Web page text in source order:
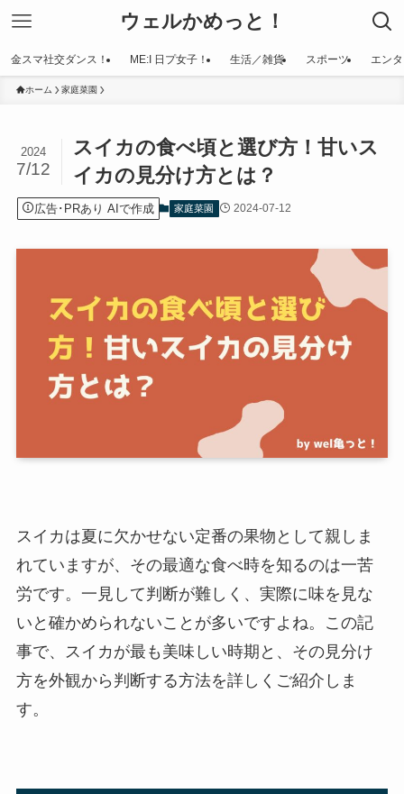
ウェルかめっと！
金スマ社交ダンス！ ME:I 日プ女子！ 生活／雑貨 スポーツ エン
ホーム 家庭菜園
スイカの食べ頃と選び方！甘いス
イカの見分け方とは？
2024
7/12
広告･PRあり AIで作成 家庭菜園 2024-07-12
スイカは夏に欠かせない定番の果物として親しま
れていますが、その最適な食べ時を知るのは一苦
労です。一見して判断が難しく、実際に味を見な
いと確かめられないことが多いですよね。この記
事で、スイカが最も美味しい時期と、その見分け
方を外観から判断する方法を詳しくご紹介しま
す。